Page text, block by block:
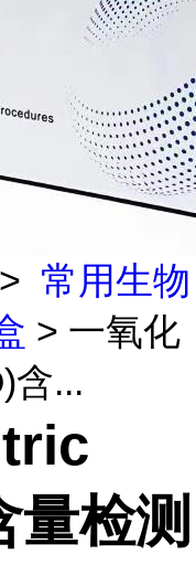
> 常用生物
> 一氧化
含...
检测